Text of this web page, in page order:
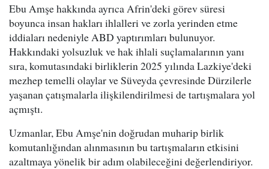
Ebu Amşe hakkında ayrıca Afrin'deki görev süresi
boyunca insan hakları ihlalleri ve zorla yerinden etme
iddiaları nedeniyle ABD yaptırımları bulunuyor.
Hakkındaki yolsuzluk ve hak ihlali suçlamalarının yanı
sıra, komutasındaki birliklerin 2025 yılında Lazkiye'deki
mezhep temelli olaylar ve Süveyda çevresinde Dürzilerle
yaşanan çatışmalarla ilişkilendirilmesi de tartışmalara yol
açmıştı.
Uzmanlar, Ebu Amşe'nin doğrudan muharip birlik
komutanlığından alınmasının bu tartışmaların etkisini
azaltmaya yönelik bir adım olabileceğini değerlendiriyor.